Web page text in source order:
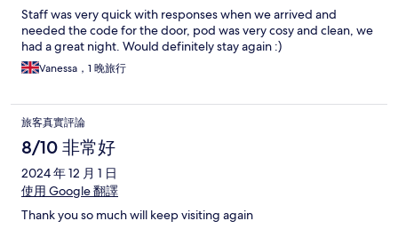
Staff was very quick with responses when we arrived and
needed the code for the door, pod was very cosy and clean, we
had a great night. Would definitely stay again :)
Vanessa，1 晚旅行
旅客真實評論
8/10 非常好
2024 年 12 月 1 日
使用 Google 翻譯
Thank you so much will keep visiting again